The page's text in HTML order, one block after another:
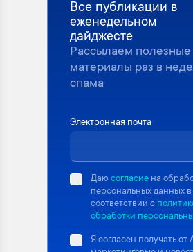
Все публикации в
еженедельном
дайджесте
Рассылаем полезные
материалы раз в
спама
Электронная почта
Даюсогласие на
персональных данных в
соответствии с
обработки
Я согласен получать